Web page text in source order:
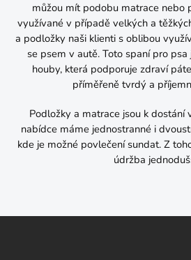
můžou mít podobu matrace nebo
využívané v případě velkých a
a podložky naši klienti s oblibou
se psem v autě. Toto spaní pro
houby, která podporuje zdraví
příměřeně tvrdý a
Podložky a matrace jsou k dostání
nabídce máme jednostranné i
kde je možné povlečení sundat. Z
údržba